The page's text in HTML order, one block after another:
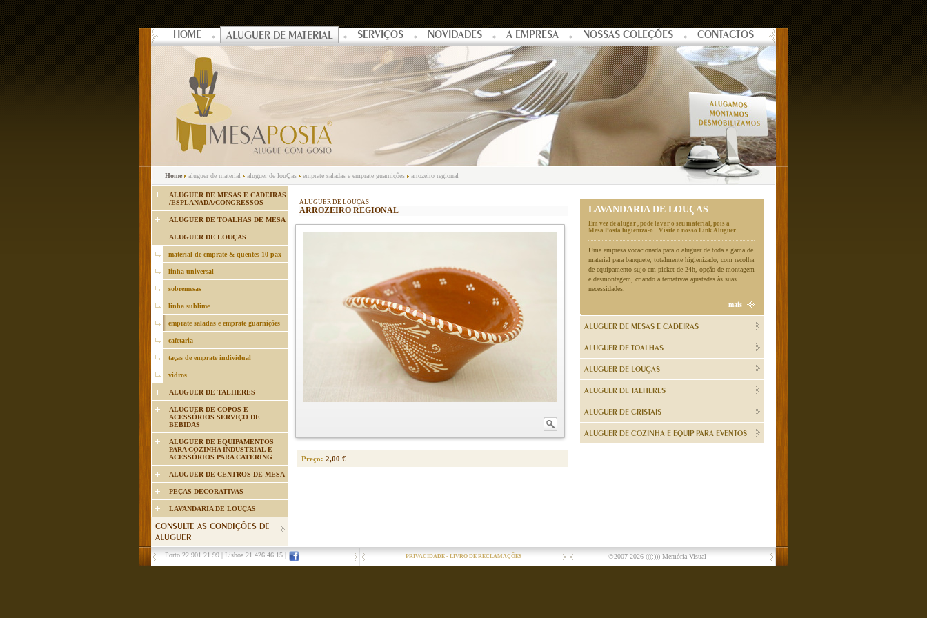
HOME ALUGUER DE MATERIAL SERVIÇOS NOVIDADES A EMPRESA NOSSAS COLEÇÕES CONTACTOS
Home aluguer de material aluguer de louÇas emprate saladas e emprate guarnições arrozeiro regional
ALUGUER DE MESAS E CADEIRAS
/ESPLANADA/CONGRESSOS
ALUGUER DE TOALHAS DE MESA
ALUGUER DE LOUÇAS
material de emprate & quentes 10 pax
linha universal
sobremesas
linha sublime
emprate saladas e emprate guarnições
cafetaria
taças de emprate individual
vidros
ALUGUER DE TALHERES
ALUGUER DE COPOS E
ACESSÓRIOS SERVIÇO DE
BEBIDAS
ALUGUER DE EQUIPAMENTOS
PARA COZINHA INDUSTRIAL E
ACESSÓRIOS PARA CATERING
ALUGUER DE CENTROS DE MESA
PEÇAS DECORATIVAS
LAVANDARIA DE LOUÇAS
CONSULTE AS CONDIÇÕES DE
ALUGUER
ALUGUER DE LOUÇAS
ARROZEIRO REGIONAL
Preço: 2,00 €
LAVANDARIA DE LOUÇAS
Em vez de alugar , pode lavar o seu material, pois a
Mesa Posta higieniza-o... Visite o nosso Link Aluguer
Uma empresa vocacionada para o aluguer de toda a gama de
material para banquete, totalmente higienizado, com recolha
de equipamento sujo em picket de 24h, opção de montagem
e desmontagem, criando alternativas ajustadas às suas
necessidades.
mais
ALUGUER DE MESAS E CADEIRAS
ALUGUER DE TOALHAS
ALUGUER DE LOUÇAS
ALUGUER DE TALHERES
ALUGUER DE CRISTAIS
ALUGUER DE COZINHA E EQUIP PARA EVENTOS
Porto 22 901 21 99 Lisboa 21 426 46 15 PRIVACIDADE - LIVRO DE RECLAMAÇÕES ©2007-2026 (((:))) Memória Visual